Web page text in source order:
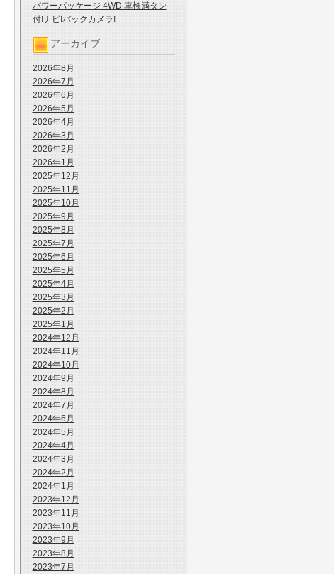
パワーパッケージ 4WD 車検満タン
付!ナビ!バックカメラ!
アーカイブ
2026年8月
2026年7月
2026年6月
2026年5月
2026年4月
2026年3月
2026年2月
2026年1月
2025年12月
2025年11月
2025年10月
2025年9月
2025年8月
2025年7月
2025年6月
2025年5月
2025年4月
2025年3月
2025年2月
2025年1月
2024年12月
2024年11月
2024年10月
2024年9月
2024年8月
2024年7月
2024年6月
2024年5月
2024年4月
2024年3月
2024年2月
2024年1月
2023年12月
2023年11月
2023年10月
2023年9月
2023年8月
2023年7月